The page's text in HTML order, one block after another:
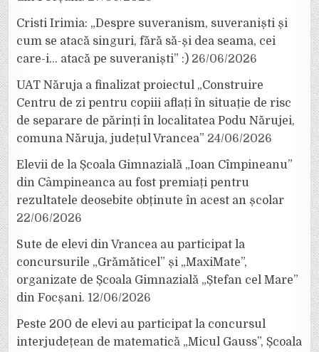
Cristi Irimia: „Despre suveranism, suveraniști și
cum se atacă singuri, fără să-și dea seama, cei
care-i… atacă pe suveraniști” :) 26/06/2026
UAT Năruja a finalizat proiectul „Construire
Centru de zi pentru copiii aflați în situație de risc
de separare de părinți în localitatea Podu Nărujei,
comuna Năruja, județul Vrancea” 24/06/2026
Elevii de la Școala Gimnazială „Ioan Cîmpineanu”
din Câmpineanca au fost premiați pentru
rezultatele deosebite obținute în acest an școlar
22/06/2026
Sute de elevi din Vrancea au participat la
concursurile „Grămăticel” și „MaxiMate”,
organizate de Școala Gimnazială „Ștefan cel Mare”
din Focșani. 12/06/2026
Peste 200 de elevi au participat la concursul
interjudețean de matematică „Micul Gauss”, Școala